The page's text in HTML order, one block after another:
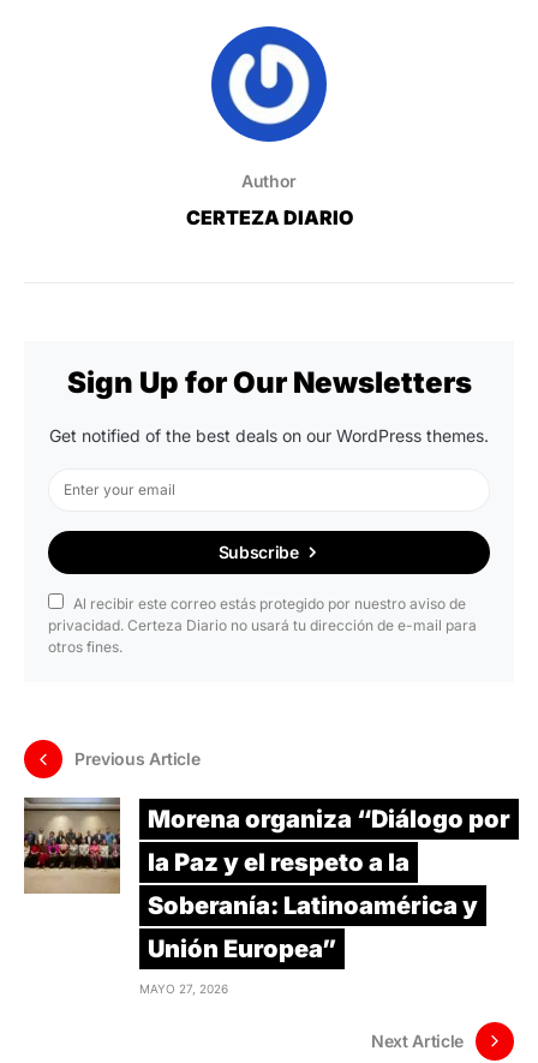
Author
CERTEZA DIARIO
Sign Up for Our Newsletters
Get notified of the best deals on our WordPress themes.
Subscribe
Al recibir este correo estás protegido por nuestro aviso de
privacidad. Certeza Diario no usará tu dirección de e-mail para
otros fines.
Previous Article
Morena organiza “Diálogo por
la Paz y el respeto a la
Soberanía: Latinoamérica y
Unión Europea”
MAYO 27, 2026
Next Article